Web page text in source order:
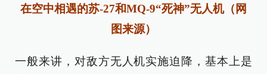
在空中相遇的苏-27和MQ-9“死神”无人机（网
图来源）
一般来讲，对敌方无人机实施迫降，基本上是